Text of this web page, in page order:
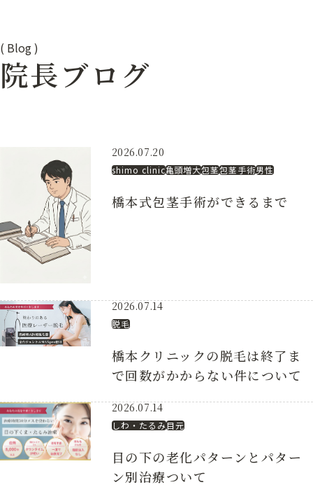
( Blog)
院長ブログ
2026.07.20
shimo clinic亀頭増大包茎包茎手術男性
橋本式包茎手術ができるまで
2026.07.14
脱毛
橋本クリニックの脱毛は終了ま
で回数がかからない件について
2026.07.14
しわ・たるみ目元
目の下の老化パターンとパター
ン別治療ついて